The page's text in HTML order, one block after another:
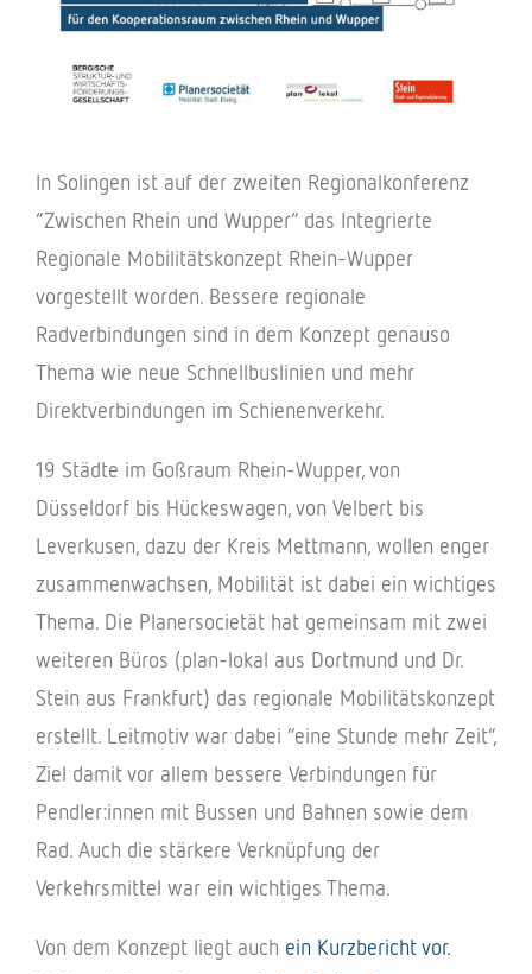
In Solin­gen ist auf der zwei­ten Regio­nal­kon­fe­renz
“Zwischen Rhein und Wupper” das Inte­grierte
Regio­nale Mobi­li­täts­kon­zept Rhein-Wupper
vorge­stellt worden. Bessere regio­nale
Radver­bin­dun­gen sind in dem Konzept genauso
Thema wie neue Schnell­bus­li­nien und mehr
Direkt­ver­bin­dun­gen im Schienenverkehr.
19 Städte im Goßraum Rhein-Wupper, von
Düssel­dorf bis Hückes­wa­gen, von Velbert bis
Lever­ku­sen, dazu der Kreis Mett­mann, wollen enger
zusam­men­wach­sen, Mobi­li­tät ist dabei ein wich­ti­ges
Thema. Die Planer­so­cie­tät hat gemein­sam mit zwei
weite­ren Büros (plan-lokal aus Dort­mund und Dr.
Stein aus Frank­furt) das regio­nale Mobi­li­täts­kon­zept
erstellt. Leit­mo­tiv war dabei “eine Stunde mehr Zeit”,
Ziel damit vor allem bessere Verbin­dun­gen für
Pendler:innen mit Bussen und Bahnen sowie dem
Rad. Auch die stär­kere Verknüp­fung der
Verkehrs­mit­tel war ein wich­ti­ges Thema.
Von dem Konzept liegt auch ein Kurz­be­richt vor.